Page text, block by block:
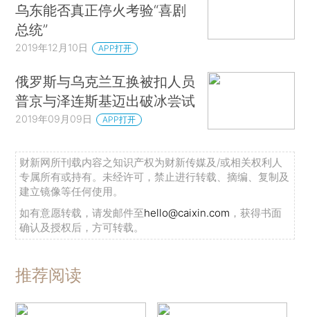
乌东能否真正停火考验“喜剧
总统”
2019年12月10日 APP打开
俄罗斯与乌克兰互换被扣人员
普京与泽连斯基迈出破冰尝试
2019年09月09日 APP打开
财新网所刊载内容之知识产权为财新传媒及/或相关权利人
专属所有或持有。未经许可，禁止进行转载、摘编、复制及
建立镜像等任何使用。
如有意愿转载，请发邮件至hello@caixin.com ，获得书面
确认及授权后，方可转载。
推荐阅读